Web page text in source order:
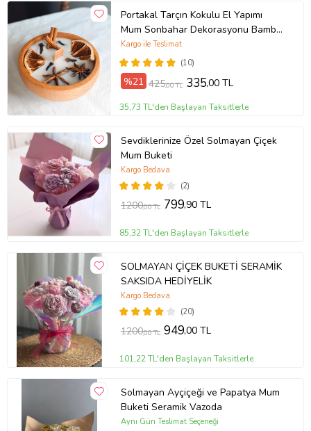
Portakal Tarçın Kokulu El Yapımı
Mum Sonbahar Dekorasyonu Bambu
Kasede Doğal Soya Mum
(10)
Kargo ile Teslimat
%21 425,00 TL 335,00 TL
35,73 TL'den Başlayan Taksitlerle
Sevdiklerinize Özel Solmayan Çiçek
Mum Buketi
(2)
Kargo Bedava
1200,00 TL 799,90 TL
85,32 TL'den Başlayan Taksitlerle
SOLMAYAN ÇİÇEK BUKETİ SERAMİK
SAKSIDA HEDİYELİK
(20)
Kargo Bedava
1200,00 TL 949,00 TL
101,22 TL'den Başlayan Taksitlerle
Solmayan Ayçiçeği ve Papatya Mum
Buketi Seramik Vazoda
Aynı Gün Teslimat Seçeneği